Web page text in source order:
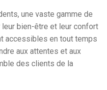
une vaste gamme de
bien-être et leur confort
accessibles en tout temps
aux attentes et aux
des clients de la